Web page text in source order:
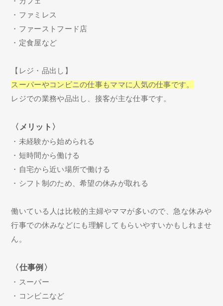
・ファミレス
・ファーストフード店
・定食屋など
【レジ・品出し】
スーパーやコンビニの仕事もママに人気の仕事です。
レジでの業務や品出し、接客が主な仕事です。
〈メリット〉
・未経験から始められる
・短時間から働ける
・自宅から近い場所で働ける
・シフト制のため、希望の休みが取れる
働いている人は比較的主婦やママが多いので、急な休みや
行事での休みなどにも理解してもらいやすいかもしれませ
ん。
〈仕事例〉
・スーパー
・コンビニなど